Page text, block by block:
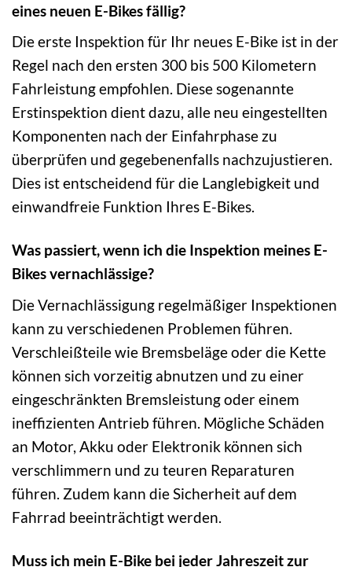
eines neuen E-Bikes fällig?
Die erste Inspektion für Ihr neues E-Bike ist in der
Regel nach den ersten 300 bis 500 Kilometern
Fahrleistung empfohlen. Diese sogenannte
Erstinspektion dient dazu, alle neu eingestellten
Komponenten nach der Einfahrphase zu
überprüfen und gegebenenfalls nachzujustieren.
Dies ist entscheidend für die Langlebigkeit und
einwandfreie Funktion Ihres E-Bikes.
Was passiert, wenn ich die Inspektion meines E-
Bikes vernachlässige?
Die Vernachlässigung regelmäßiger Inspektionen
kann zu verschiedenen Problemen führen.
Verschleißteile wie Bremsbeläge oder die Kette
können sich vorzeitig abnutzen und zu einer
eingeschränkten Bremsleistung oder einem
ineffizienten Antrieb führen. Mögliche Schäden
an Motor, Akku oder Elektronik können sich
verschlimmern und zu teuren Reparaturen
führen. Zudem kann die Sicherheit auf dem
Fahrrad beeinträchtigt werden.
Muss ich mein E-Bike bei jeder Jahreszeit zur